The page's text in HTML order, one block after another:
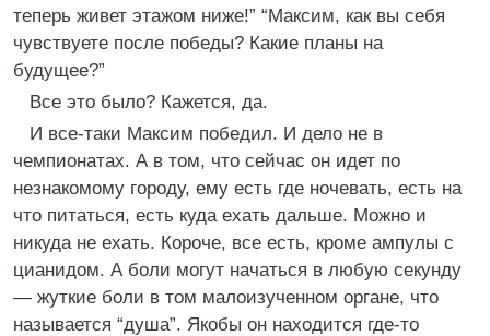
теперь живет этажом ниже!” “Максим, как вы себя
чувствуете после победы? Какие планы на
будущее?”
Все это было? Кажется, да.
И все-таки Максим победил. И дело не в
чемпионатах. А в том, что сейчас он идет по
незнакомому городу, ему есть где ночевать, есть на
что питаться, есть куда ехать дальше. Можно и
никуда не ехать. Короче, все есть, кроме ампулы с
цианидом. А боли могут начаться в любую секунду
— жуткие боли в том малоизученном органе, что
называется “душа”. Якобы он находится где-то